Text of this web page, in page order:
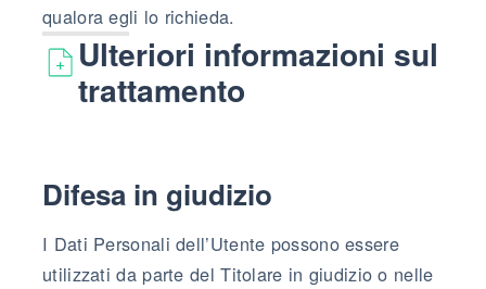
qualora egli lo richieda.
Ulteriori informazioni sul
trattamento
Difesa in giudizio
I Dati Personali dell’Utente possono essere
utilizzati da parte del Titolare in giudizio o nelle